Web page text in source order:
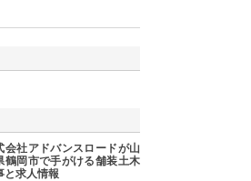
会社アドバンスロードが山
鶴岡市で手がける舗装土木
と求人情報